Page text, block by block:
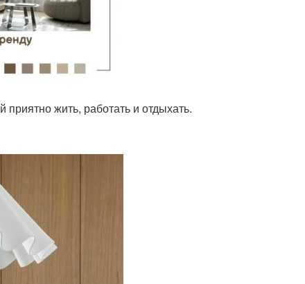
приятно жить, работать и отдыхать.